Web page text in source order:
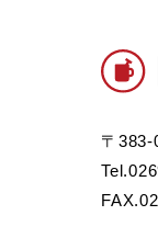
〒